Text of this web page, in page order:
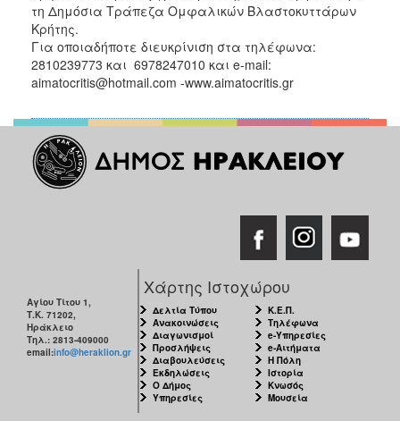
τη Δημόσια Τράπεζα Ομφαλικών Βλαστοκυττάρων
Κρήτης.
Για οποιαδήποτε διευκρίνιση στα τηλέφωνα:
2810239773 και 6978247010 και e-mail:
aimatocritis@hotmail.com -www.aimatocritis.gr
Αγίου Τίτου 1,
Τ.Κ. 71202,
Ηράκλειο
Τηλ.: 2813-409000
email:info@heraklion.gr
Χάρτης Ιστοχώρου
Δελτία Τύπου
Ανακοινώσεις
Διαγωνισμοί
Προσλήψεις
Διαβουλεύσεις
Εκδηλώσεις
Ο Δήμος
Υπηρεσίες
Κ.Ε.Π.
Τηλέφωνα
e-Υπηρεσίες
e-Αιτήματα
Η Πόλη
Ιστορία
Κνωσός
Μουσεία